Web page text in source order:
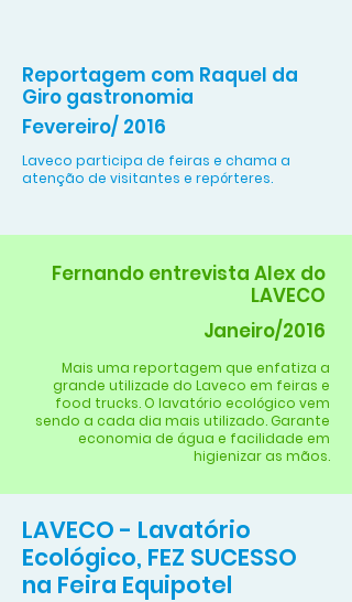
Reportagem com Raquel da
Giro gastronomia
Fevereiro/ 2016
Laveco participa de feiras e chama a
atenção de visitantes e repórteres.
Fernando entrevista Alex do
LAVECO
Janeiro/2016
Mais uma reportagem que enfatiza a
grande utilizade do Laveco em feiras e
food trucks. O lavatório ecológico vem
sendo a cada dia mais utilizado. Garante
economia de água e facilidade em
higienizar as mãos.
LAVECO - Lavatório
Ecológico, FEZ SUCESSO
na Feira Equipotel